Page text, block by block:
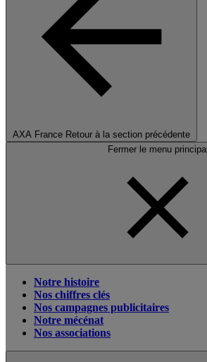
AXA France Retour à la section précédente
Fermer le menu principal
Notre histoire
Nos chiffres clés
Nos campagnes publicitaires
Notre mécénat
Nos associations